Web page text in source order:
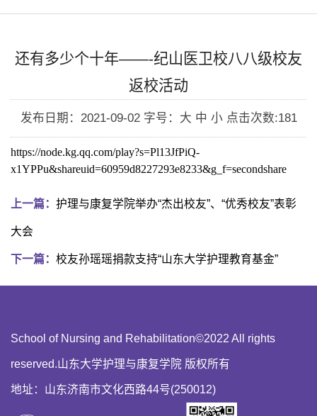
还有多少个十年——-纪山医卫校八八级校友
返校活动
发布日期：2021-09-02 字号：大 中 小 点击次数:181
https://node.kg.qq.com/play?s=Pl13JfPiQ-
x1YPPu&shareuid=60959d8227293e8233&g_f=secondshare
上一篇： 护理与康复学院举办“杰出校友”、“优秀校友”表彰
大会
下一篇： 校友孙瑶瑶捐款支持“山东大学护理教育基金”
School of Nursing and Rehabilitation©2022 All rights
reserved.山东大学护理与康复学院 版权所有
地址：山东济南市文化西路44号(250012)